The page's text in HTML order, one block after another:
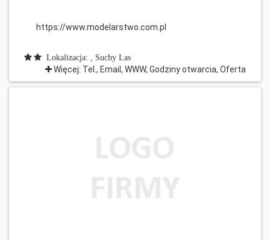
https://www.modelarstwo.com.pl
Lokalizacja: , Suchy Las
Więcej: Tel., Email, WWW, Godziny otwarcia, Oferta